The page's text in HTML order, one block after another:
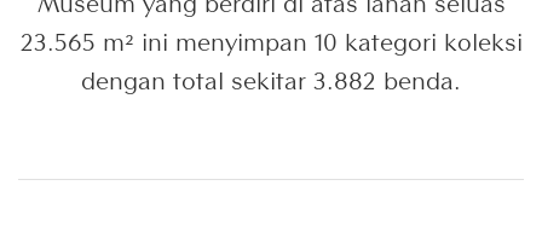
23.565 m² ini menyimpan 10 kategori koleksi
dengan total sekitar 3.882 benda.